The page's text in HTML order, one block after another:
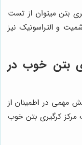
بتن میتوان از تست
و التراسونیک نیز
بتن خوب در
مهمی در اطمینان از
کرگیری بتن خوب